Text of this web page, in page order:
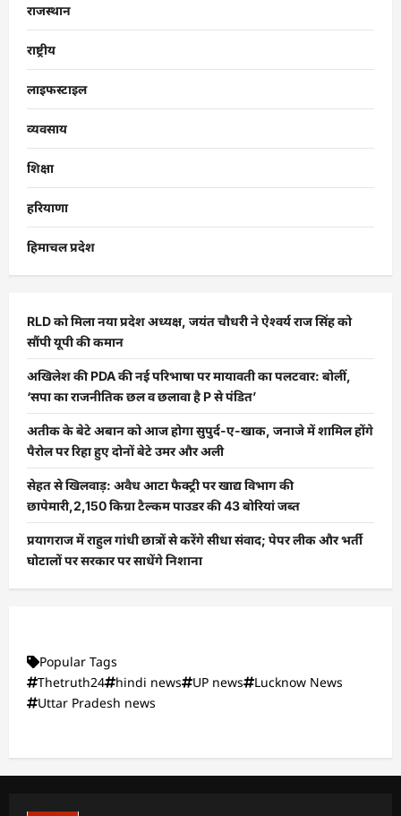
राजस्थान
राष्ट्रीय
लाइफस्टाइल
व्यवसाय
शिक्षा
हरियाणा
हिमाचल प्रदेश
RLD को मिला नया प्रदेश अध्यक्ष, जयंत चौधरी ने ऐश्वर्य राज सिंह को
सौंपी यूपी की कमान
अखिलेश की PDA की नई परिभाषा पर मायावती का पलटवार: बोलीं,
‘सपा का राजनीतिक छल व छलावा है P से पंडित’
अतीक के बेटे अबान को आज होगा सुपुर्द-ए-खाक, जनाजे में शामिल होंगे
पैरोल पर रिहा हुए दोनों बेटे उमर और अली
सेहत से खिलवाड़: अवैध आटा फैक्ट्री पर खाद्य विभाग की
छापेमारी,2,150 किग्रा टैल्कम पाउडर की 43 बोरियां जब्त
प्रयागराज में राहुल गांधी छात्रों से करेंगे सीधा संवाद; पेपर लीक और भर्ती
घोटालों पर सरकार पर साधेंगे निशाना
Popular Tags
Thetruth24
hindi news UP news
Lucknow News
Uttar Pradesh news